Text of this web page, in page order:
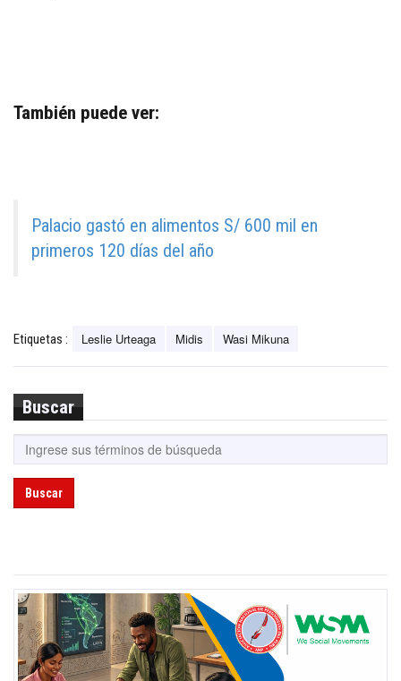
También puede ver:
Palacio gastó en alimentos S/ 600 mil en
primeros 120 días del año
Etiquetas : Leslie Urteaga Midis Wasi Mikuna
Buscar
Buscar